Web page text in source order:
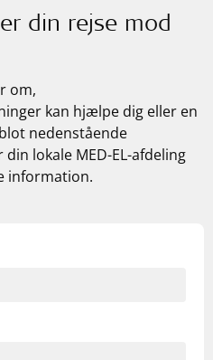
din rejse mod
om,
kan hjælpe dig eller en
nedenstående
din lokale MED-EL-afdeling
information.